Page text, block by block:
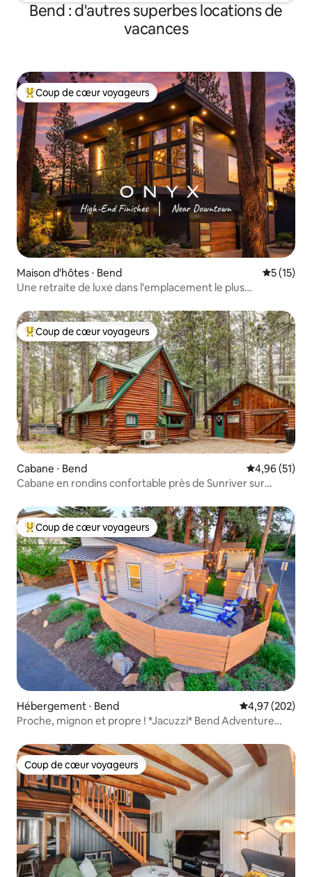
Bend : d'autres superbes locations de
vacances
Coups de cœur voyageurs les plus appréciés
Coup de cœur voyageurs
Maison d'hôtes ⋅ Bend
5 (15)
Une retraite de luxe dans l'emplacement le plus
Coups de cœur voyageurs les plus appréciés
Coup de cœur voyageurs
Cabane ⋅ Bend Évaluation
4,96 (51)
Cabane en rondins confortable près de Sunriver sur
Coups de cœur voyageurs les plus appréciés
Coup de cœur voyageurs
Hébergement ⋅ Bend Évaluation
4,97 (202)
Proche, mignon et propre ! *Jacuzzi* Bend Adventure
Coup de cœur voyageurs
Coup de cœur voyageurs